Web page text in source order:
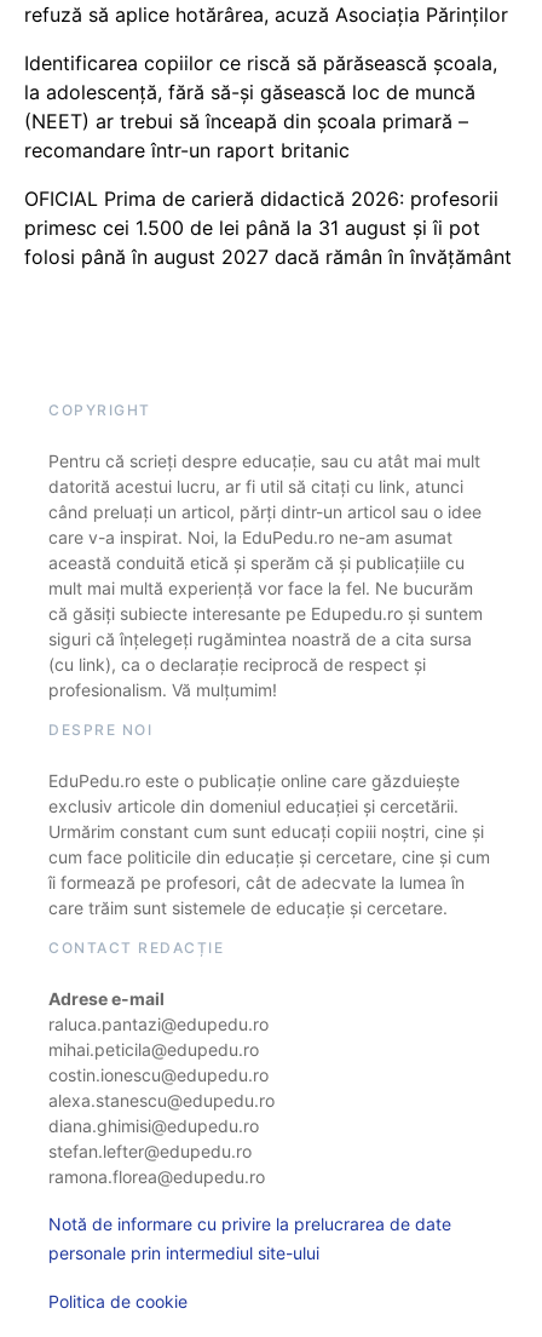
refuză să aplice hotărârea, acuză Asociația Părinților
Identificarea copiilor ce riscă să părăsească școala,
la adolescență, fără să-și găsească loc de muncă
(NEET) ar trebui să înceapă din școala primară –
recomandare într-un raport britanic
OFICIAL Prima de carieră didactică 2026: profesorii
primesc cei 1.500 de lei până la 31 august și îi pot
folosi până în august 2027 dacă rămân în învățământ
COPYRIGHT
Pentru că scrieți despre educație, sau cu atât mai mult
datorită acestui lucru, ar fi util să citați cu link, atunci
când preluați un articol, părți dintr-un articol sau o idee
care v-a inspirat. Noi, la EduPedu.ro ne-am asumat
această conduită etică și sperăm că și publicațiile cu
mult mai multă experiență vor face la fel. Ne bucurăm
că găsiți subiecte interesante pe Edupedu.ro și suntem
siguri că înțelegeți rugămintea noastră de a cita sursa
(cu link), ca o declarație reciprocă de respect și
profesionalism. Vă mulțumim!
DESPRE NOI
EduPedu.ro este o publicație online care găzduiește
exclusiv articole din domeniul educației și cercetării.
Urmărim constant cum sunt educați copiii noștri, cine și
cum face politicile din educație și cercetare, cine și cum
îi formează pe profesori, cât de adecvate la lumea în
care trăim sunt sistemele de educație și cercetare.
CONTACT REDACȚIE
Adrese e-mail
raluca.pantazi@edupedu.ro
mihai.peticila@edupedu.ro
costin.ionescu@edupedu.ro
alexa.stanescu@edupedu.ro
diana.ghimisi@edupedu.ro
stefan.lefter@edupedu.ro
ramona.florea@edupedu.ro
Notă de informare cu privire la prelucrarea de date
personale prin intermediul site-ului
Politica de cookie